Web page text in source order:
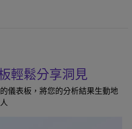
輕鬆分享洞見
儀表板，將您的分析結果生動地